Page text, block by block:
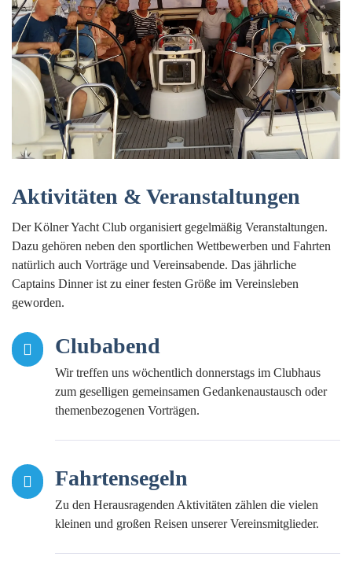
Aktivitäten & Veranstaltungen
Der Kölner Yacht Club organisiert gegelmäßig Veranstaltungen.
Dazu gehören neben den sportlichen Wettbewerben und Fahrten
natürlich auch Vorträge und Vereinsabende. Das jährliche
Captains Dinner ist zu einer festen Größe im Vereinsleben
geworden.
Clubabend
Wir treffen uns wöchentlich donnerstags im Clubhaus
zum geselligen gemeinsamen Gedankenaustausch oder
themenbezogenen Vorträgen.
Fahrtensegeln
Zu den Herausragenden Aktivitäten zählen die vielen
kleinen und großen Reisen unserer Vereinsmitglieder.